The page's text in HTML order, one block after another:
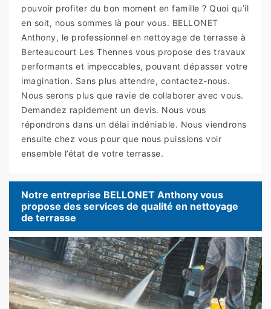
pouvoir profiter du bon moment en famille ? Quoi qu’il
en soit, nous sommes là pour vous. BELLONET
Anthony, le professionnel en nettoyage de terrasse à
Berteaucourt Les Thennes vous propose des travaux
performants et impeccables, pouvant dépasser votre
imagination. Sans plus attendre, contactez-nous.
Nous serons plus que ravie de collaborer avec vous.
Demandez rapidement un devis. Nous vous
répondrons dans un délai indéniable. Nous viendrons
ensuite chez vous pour que nous puissions voir
ensemble l’état de votre terrasse.
Notre entreprise BELLONET Anthony vous
propose des services de qualité en nettoyage
de terrasse